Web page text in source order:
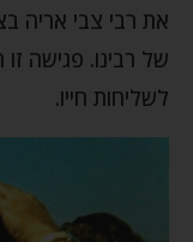
את רבי צבי אריה
של רבינו. פגישה
לשליחות חייו.